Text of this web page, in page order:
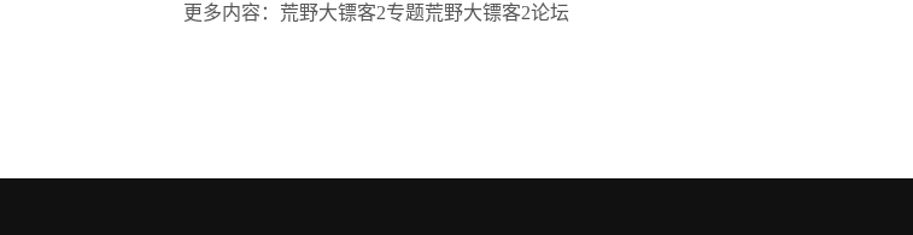
更多内容：荒野大镖客2专题荒野大镖客2论坛